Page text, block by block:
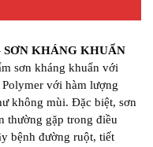
SƠN KHÁNG KHUẨN
sơn kháng khuẩn với
với hàm lượng
không mùi. Đặc biệt, sơn
thường gặp trong điều
bệnh đường ruột, tiết